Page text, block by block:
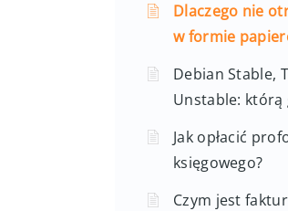
Dlaczego nie
w formie
Debian Stable,
Unstable: którą
Jak opłacić
księgowego?
Czym jest